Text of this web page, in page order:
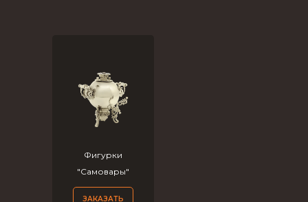
Фигурки
"Самовары"
ЗАКАЗАТЬ